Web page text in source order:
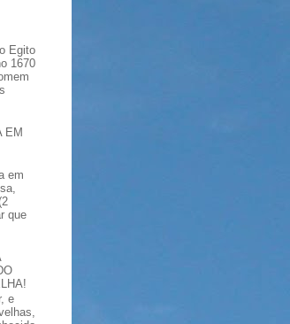
Egito
1670
EM
em
que
e